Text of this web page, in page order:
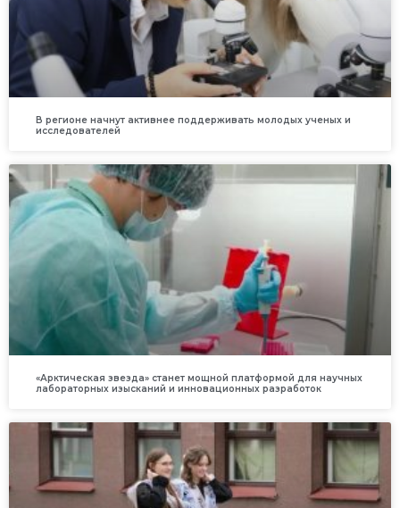
В регионе начнут активнее поддерживать молодых ученых и
исследователей
«Арктическая звезда» станет мощной платформой для научных
лабораторных изысканий и инновационных разработок